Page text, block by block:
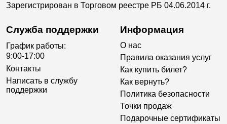
Зарегистрирован в Торговом реестре РБ 04.06.2014 г.
Служба поддержки
График работы:
9:00-17:00
Контакты
Написать в службу
поддержки
Информация
О нас
Правила оказания услуг
Как купить билет?
Как вернуть?
Политика безопасности
Точки продаж
Подарочные сертификаты